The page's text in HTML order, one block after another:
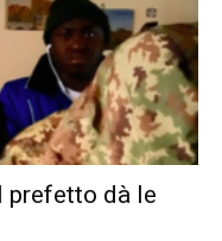
prefetto dà le